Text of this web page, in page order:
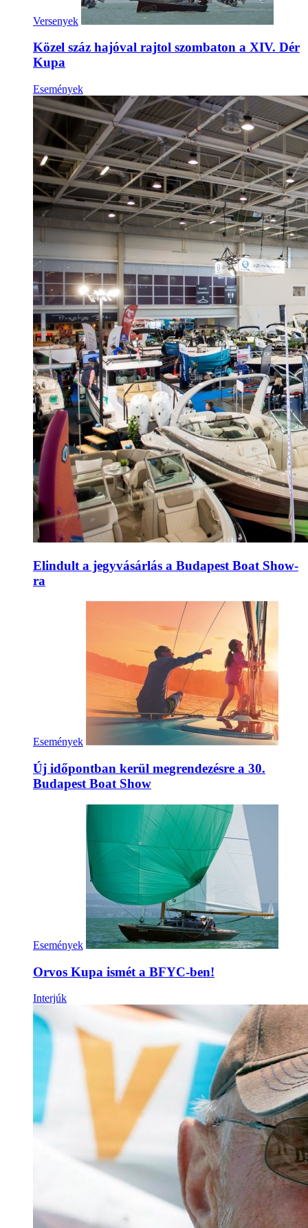
Versenyek
Közel száz hajóval rajtol szombaton a XIV. Dér
Kupa
Események
Elindult a jegyvásárlás a Budapest Boat Show-
ra
Események
Új időpontban kerül megrendezésre a 30.
Budapest Boat Show
Események
Orvos Kupa ismét a BFYC-ben!
Interjúk